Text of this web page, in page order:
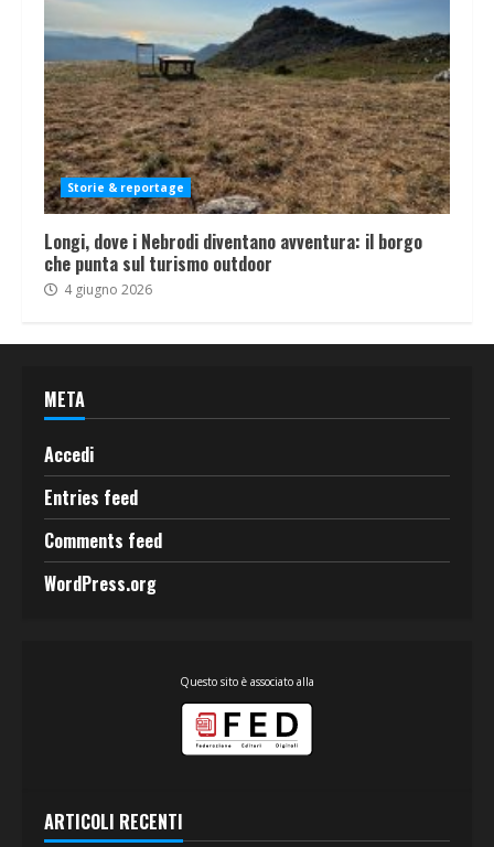
Storie & reportage
Longi, dove i Nebrodi diventano avventura: il borgo
che punta sul turismo outdoor
4 giugno 2026
META
Accedi
Entries feed
Comments feed
WordPress.org
Questo sito è associato alla
ARTICOLI RECENTI